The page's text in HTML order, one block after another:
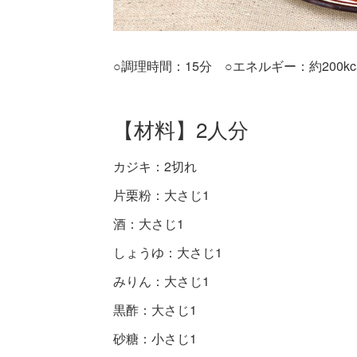
○調理時間：15分 ○エネルギー：約
【材料】2人分
カジキ：2切れ
片栗粉：大さじ1
酒：大さじ1
しょうゆ：大さじ1
みりん：大さじ1
黒酢：大さじ1
砂糖：小さじ1